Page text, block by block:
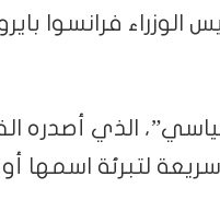
فرانسوا
الذي أصدره
لتبرئة اسمها